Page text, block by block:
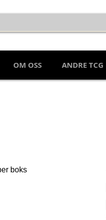
OM OSS ANDRE TCG